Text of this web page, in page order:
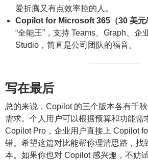
爱折腾又有点效率控的人。
Copilot for Microsoft 365（30 美元/
“全能王”，支持 Teams、Graph、企
Studio，简直是公司团队的福音。
写在最后
总的来说，Copilot 的三个版本各有千
需求。个人用户可以根据预算和功能需
Copilot Pro，企业用户直接上 Copilot
错。希望这篇对比能帮你理清思路，找
本。如果你也对 Copilot 感兴趣，不妨